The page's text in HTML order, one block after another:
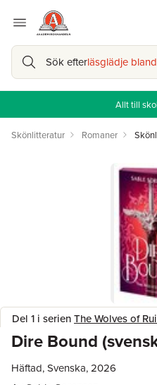
Sök efterläsglädje
Allt till
Skönlitteratur Romaner
Del 1 i serienThe Wolves of
Dire Bound
Häftad, Svenska, 2026